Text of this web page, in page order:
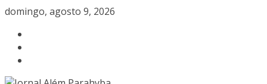
Pular
conteúdo
domingo, agosto 9, 2026